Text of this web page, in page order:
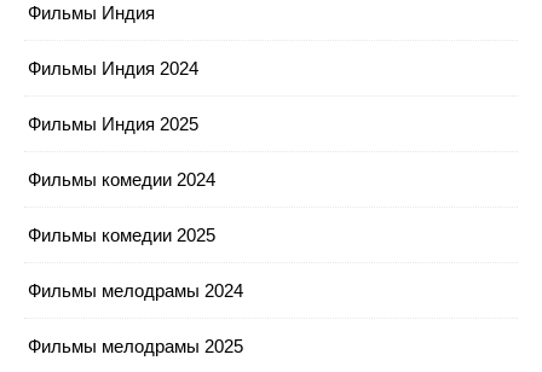
Фильмы Индия
Фильмы Индия 2024
Фильмы Индия 2025
Фильмы комедии 2024
Фильмы комедии 2025
Фильмы мелодрамы 2024
Фильмы мелодрамы 2025